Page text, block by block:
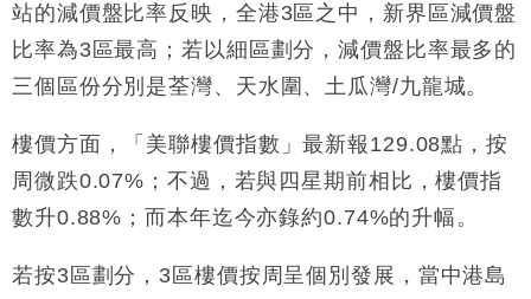
14:50
地產｜大酒店中期轉賺2300萬元 斥21億翻新香港及
東京半島
13:12
國際｜特朗普赴洛杉磯高球場活動前 男子攜槍彈被捕
12:30
財經｜香港7月PMI回落至51 企業擴張放慢兼縮減人
手
11:40
財經｜黑石傳再籌逾360億美元 支援Anthropic租用
Google晶片
25%
站的減價盤比率反映，全港3區之中，新界區減價盤
比率為3區最高；若以細區劃分，減價盤比率最多的
三個區份分別是荃灣、天水圍、土瓜灣/九龍城。
樓價方面，「美聯樓價指數」最新報129.08點，按
周微跌0.07%；不過，若與四星期前相比，樓價指
數升0.88%；而本年迄今亦錄約0.74%的升幅。
若按3區劃分，3區樓價按周呈個別發展，當中港島